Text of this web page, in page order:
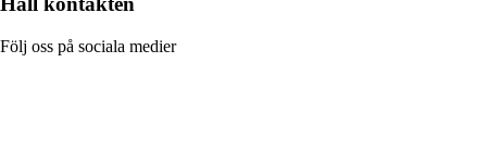
Följ oss på sociala medier